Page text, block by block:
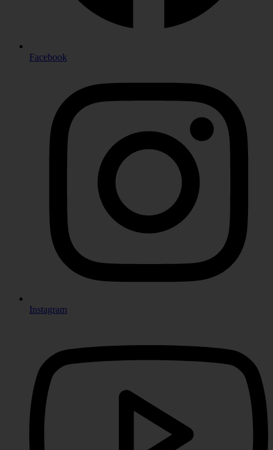
Facebook
Instagram